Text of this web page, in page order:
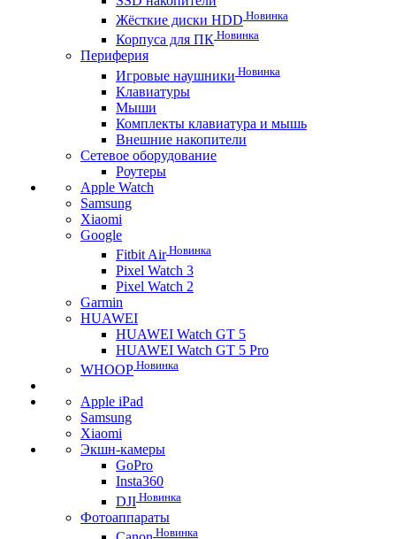
Жёсткие диски HDD Новинка
Корпуса для ПК Новинка
Периферия
Игровые наушники Новинка
Клавиатуры
Мыши
Комплекты клавиатура и мышь
Внешние накопители
Сетевое оборудование
Роутеры
Apple Watch
Samsung
Xiaomi
Google
Fitbit AirНовинка
Pixel Watch 3
Pixel Watch 2
Garmin
HUAWEI
HUAWEI Watch GT 5
HUAWEI Watch GT 5 Pro
WHOOP Новинка
Apple iPad
Samsung
Xiaomi
Экшн-камеры
GoPro
Insta360
DJI Новинка
Фотоаппараты
Новинка